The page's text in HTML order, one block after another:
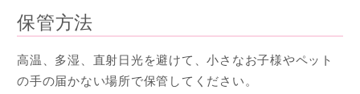
保管方法
高温、多湿、直射日光を避けて、小さなお子様やペット
の手の届かない場所で保管してください。